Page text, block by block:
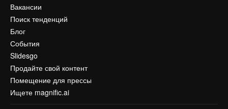
Вакансии
Поиск тенденций
Блог
События
Slidesgo
Продайте свой контент
Помещение для прессы
Ищете magnific.ai